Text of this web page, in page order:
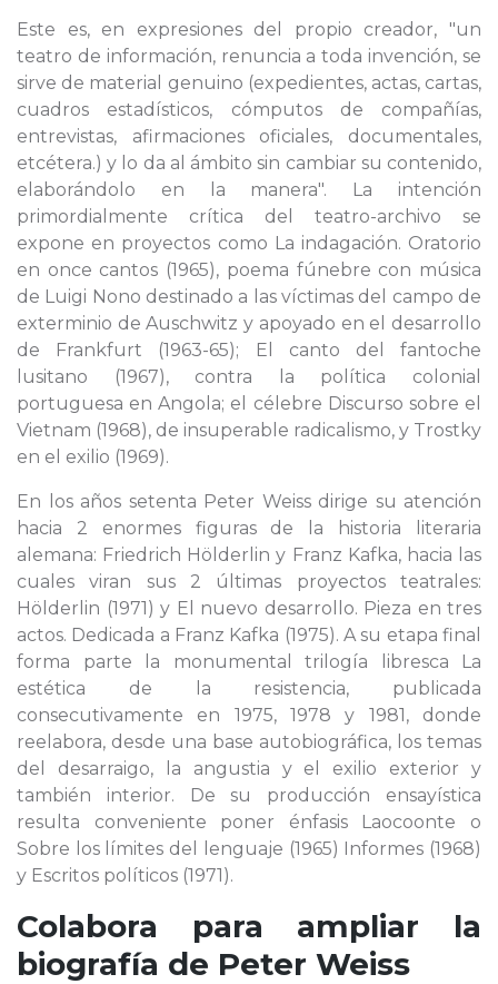
Este es, en expresiones del propio creador, "un
teatro de información, renuncia a toda invención, se
sirve de material genuino (expedientes, actas, cartas,
cuadros estadísticos, cómputos de compañías,
entrevistas, afirmaciones oficiales, documentales,
etcétera.) y lo da al ámbito sin cambiar su contenido,
elaborándolo en la manera". La intención
primordialmente crítica del teatro-archivo se
expone en proyectos como La indagación. Oratorio
en once cantos (1965), poema fúnebre con música
de Luigi Nono destinado a las víctimas del campo de
exterminio de Auschwitz y apoyado en el desarrollo
de Frankfurt (1963-65); El canto del fantoche
lusitano (1967), contra la política colonial
portuguesa en Angola; el célebre Discurso sobre el
Vietnam (1968), de insuperable radicalismo, y Trostky
en el exilio (1969).
En los años setenta Peter Weiss dirige su atención
hacia 2 enormes figuras de la historia literaria
alemana: Friedrich Hölderlin y Franz Kafka, hacia las
cuales viran sus 2 últimas proyectos teatrales:
Hölderlin (1971) y El nuevo desarrollo. Pieza en tres
actos. Dedicada a Franz Kafka (1975). A su etapa final
forma parte la monumental trilogía libresca La
estética de la resistencia, publicada
consecutivamente en 1975, 1978 y 1981, donde
reelabora, desde una base autobiográfica, los temas
del desarraigo, la angustia y el exilio exterior y
también interior. De su producción ensayística
resulta conveniente poner énfasis Laocoonte o
Sobre los límites del lenguaje (1965) Informes (1968)
y Escritos políticos (1971).
Colabora para ampliar la
biografía de Peter Weiss